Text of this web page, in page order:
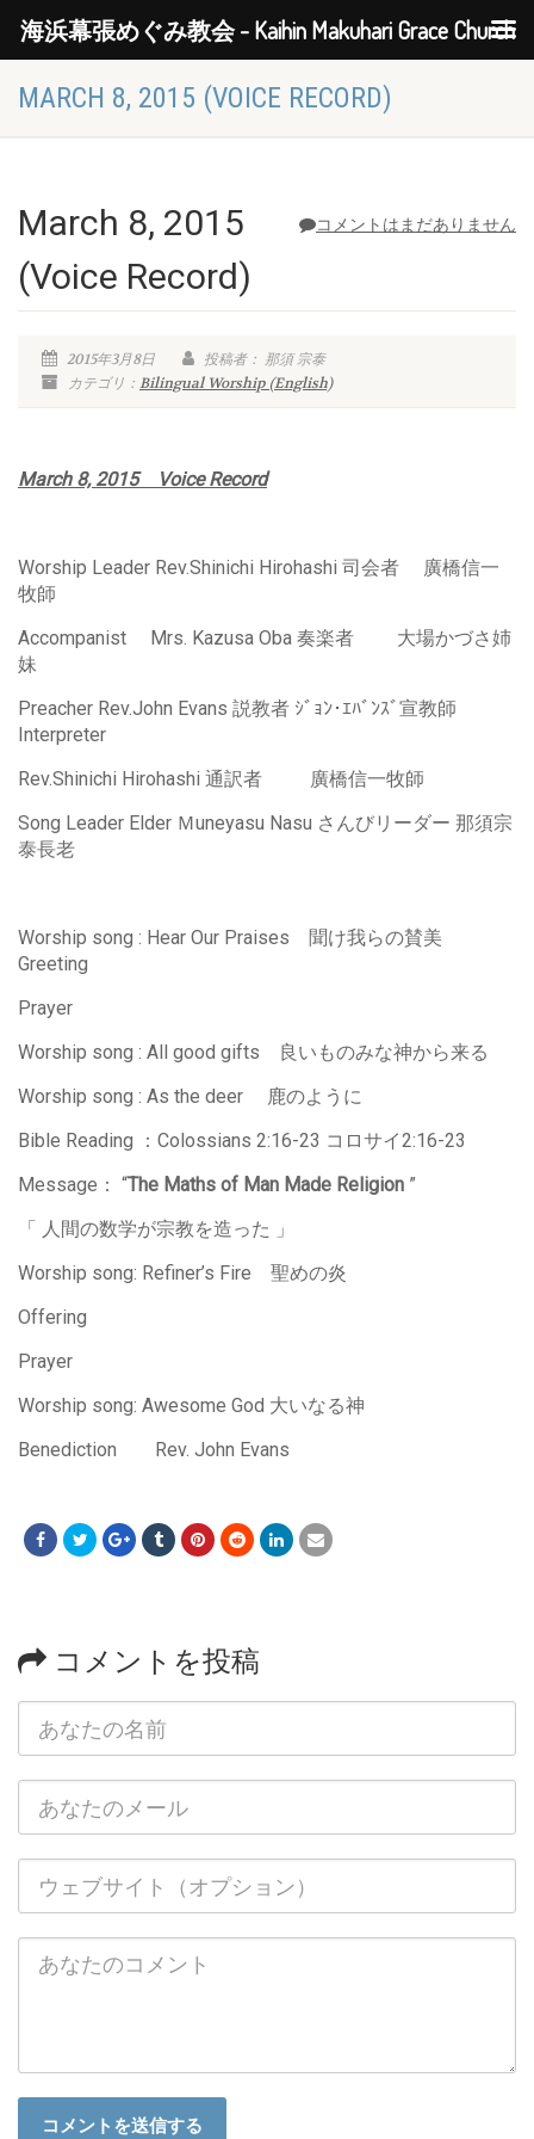
MARCH 8, 2015 (VOICE RECORD)
コメントはまだありません
March 8, 2015
(Voice Record)
2015年3月8日
投稿者： 那須 宗泰
カテゴリ： Bilingual Worship (English)
March 8, 2015 Voice Record
Worship Leader Rev.Shinichi Hirohashi 司会者 廣橋信一
牧師
Accompanist Mrs. Kazusa Oba 奏楽者 大場かづさ姉
妹
Preacher Rev.John Evans 説教者 ｼﾞｮﾝ･ｴﾊﾞﾝｽﾞ宣教師
Interpreter
Rev.Shinichi Hirohashi 通訳者 廣橋信一牧師
Song Leader Elder Ｍuneyasu Nasu さんびリーダー 那須宗
泰長老
Worship song : Hear Our Praises 聞け我らの賛美
Greeting
Prayer
Worship song : All good gifts 良いものみな神から来る
Worship song : As the deer 鹿のように
Bible Reading ：Colossians 2:16-23 コロサイ2:16-23
Message： “The Maths of Man Made Religion ”
「 人間の数学が宗教を造った 」
Worship song: Refiner’s Fire 聖めの炎
Offering
Prayer
Worship song: Awesome God 大いなる神
Benediction Rev. John Evans
コメントを投稿
海浜幕張めぐみ教会 - Kaihin Makuhari Grace Church